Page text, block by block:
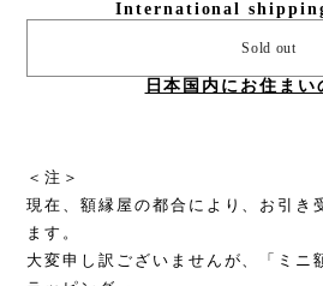
International
Sold out
日本国内にお住まい
＜注＞
現在、額縁屋の都合により、お引き
ます。
大変申し訳ございませんが、「ミニ